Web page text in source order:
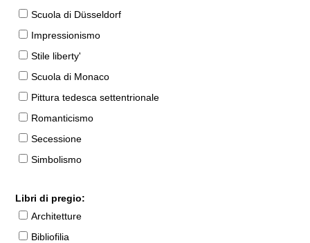
Scuola di Düsseldorf
Impressionismo
Stile liberty'
Scuola di Monaco
Pittura tedesca settentrionale
Romanticismo
Secessione
Simbolismo
Libri di pregio:
Architetture
Bibliofilia